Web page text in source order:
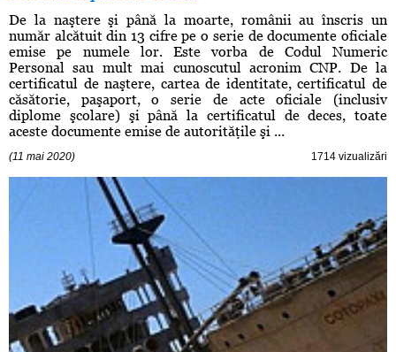
De la naştere şi până la moarte, românii au înscris un
număr alcătuit din 13 cifre pe o serie de documente oficiale
emise pe numele lor. Este vorba de Codul Numeric
Personal sau mult mai cunoscutul acronim CNP. De la
certificatul de naştere, cartea de identitate, certificatul de
căsătorie, paşaport, o serie de acte oficiale (inclusiv
diplome şcolare) şi până la certificatul de deces, toate
aceste documente emise de autorităţile şi ...
(11 mai 2020) 1714 vizualizări